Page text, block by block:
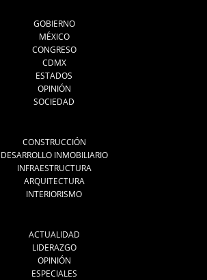
GOBIERNO
MÉXICO
CONGRESO
CDMX
ESTADOS
OPINIÓN
SOCIEDAD
CONSTRUCCIÓN
DESARROLLO INMOBILIARIO
INFRAESTRUCTURA
ARQUITECTURA
INTERIORISMO
ACTUALIDAD
LIDERAZGO
OPINIÓN
ESPECIALES